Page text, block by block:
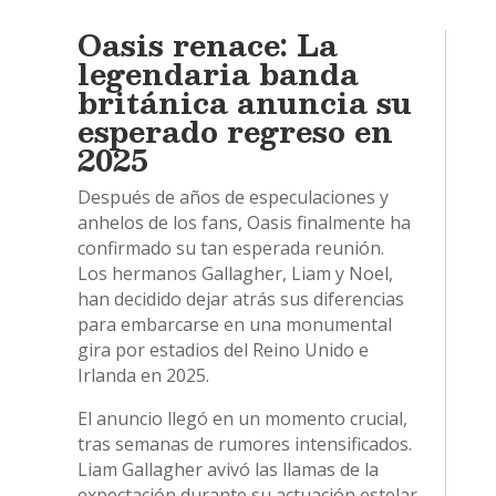
Oasis renace: La
legendaria banda
británica anuncia su
esperado regreso en
2025
Después de años de especulaciones y
anhelos de los fans, Oasis finalmente ha
confirmado su tan esperada reunión.
Los hermanos Gallagher, Liam y Noel,
han decidido dejar atrás sus diferencias
para embarcarse en una monumental
gira por estadios del Reino Unido e
Irlanda en 2025.
El anuncio llegó en un momento crucial,
tras semanas de rumores intensificados.
Liam Gallagher avivó las llamas de la